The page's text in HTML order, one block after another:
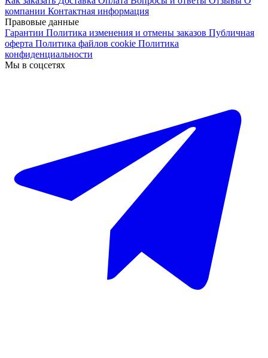
компании Контактная информация
Правовые данные
Гарантии Политика изменения и отмены заказов Публичная
оферта Политика файлов cookie Политика
конфиденциальности
Мы в соцсетях